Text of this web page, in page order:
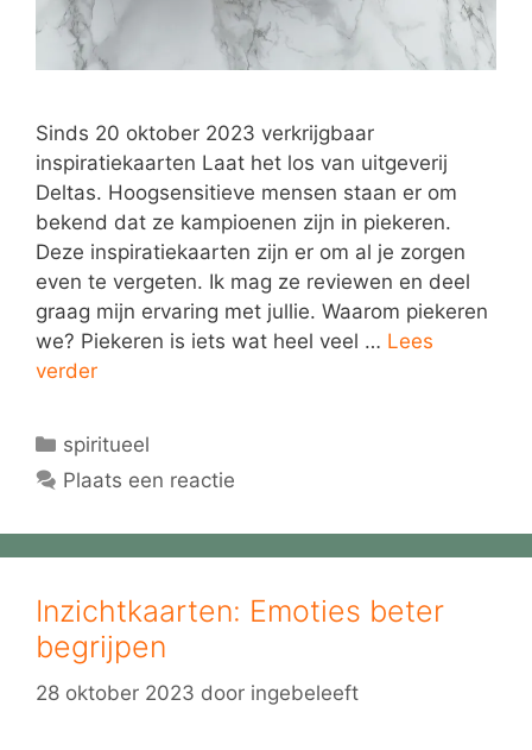
Sinds 20 oktober 2023 verkrijgbaar
inspiratiekaarten Laat het los van uitgeverij
Deltas. Hoogsensitieve mensen staan er om
bekend dat ze kampioenen zijn in piekeren.
Deze inspiratiekaarten zijn er om al je zorgen
even te vergeten. Ik mag ze reviewen en deel
graag mijn ervaring met jullie. Waarom piekeren
we? Piekeren is iets wat heel veel … Lees
verder
Categorieën
spiritueel
Plaats een reactie
Inzichtkaarten: Emoties beter
begrijpen
28 oktober 2023 door ingebeleeft